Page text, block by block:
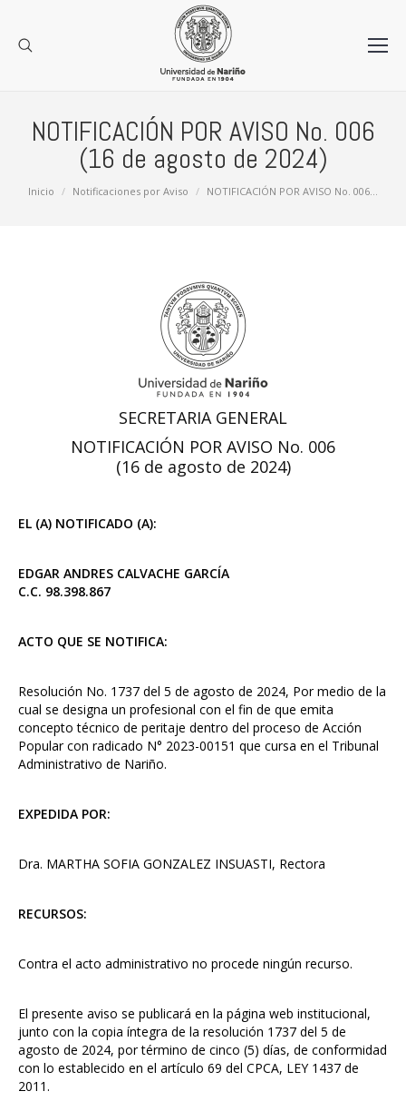
NOTIFICACIÓN POR AVISO No. 006
(16 de agosto de 2024)
Estás aquí:
Inicio Notificaciones por Aviso NOTIFICACIÓN POR AVISO No. 006…
SECRETARIA GENERAL
NOTIFICACIÓN POR AVISO No. 006
(16 de agosto de 2024)
EL (A) NOTIFICADO (A):
EDGAR ANDRES CALVACHE GARCÍA
C.C. 98.398.867
ACTO QUE SE NOTIFICA:
Resolución No. 1737 del 5 de agosto de 2024, Por medio de la
cual se designa un profesional con el fin de que emita
concepto técnico de peritaje dentro del proceso de Acción
Popular con radicado N° 2023-00151 que cursa en el Tribunal
Administrativo de Nariño.
EXPEDIDA POR:
Dra. MARTHA SOFIA GONZALEZ INSUASTI, Rectora
RECURSOS:
Contra el acto administrativo no procede ningún recurso.
El presente aviso se publicará en la página web institucional,
junto con la copia íntegra de la resolución 1737 del 5 de
agosto de 2024, por término de cinco (5) días, de conformidad
con lo establecido en el artículo 69 del CPCA, LEY 1437 de
2011.